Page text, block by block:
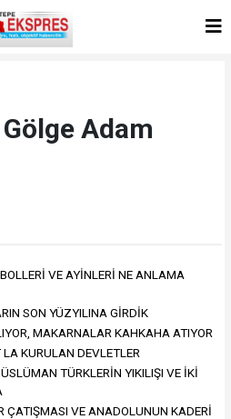
Gölge Adam
VE AYİNLERİ NE ANLAMA
SON YÜZYILINA GİRDİK
MAKARNALAR KAHKAHA ATIYOR
KURULAN DEVLETLER
TÜRKLERİN YIKILIŞI VE İKİ
ÇATIŞMASI VE ANADOLUNUN KADERİ